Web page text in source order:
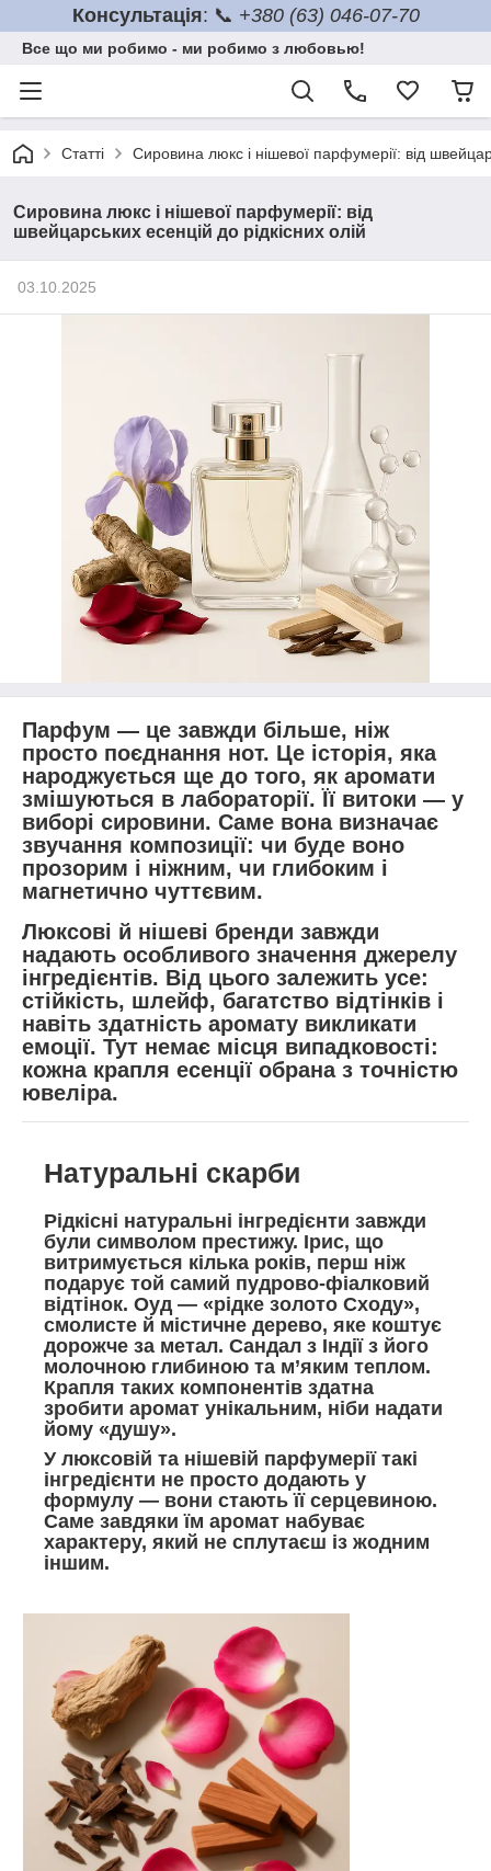
Консультація: 📞 +380 (63) 046-07-70
Все що ми робимо - ми робимо з любовью!
Статті Сировина люкс і нішевої парфумерії: від
Сировина люкс і нішевої парфумерії: від
швейцарських есенцій до рідкісних олій
03.10.2025
Парфум — це завжди більше, ніж
просто поєднання нот. Це історія, яка
народжується ще до того, як аромати
змішуються в лабораторії. Її витоки — у
виборі сировини. Саме вона визначає
звучання композиції: чи буде воно
прозорим і ніжним, чи глибоким і
магнетично чуттєвим.
Люксові й нішеві бренди завжди
надають особливого значення джерелу
інгредієнтів. Від цього залежить усе:
стійкість, шлейф, багатство відтінків і
навіть здатність аромату викликати
емоції. Тут немає місця випадковості:
кожна крапля есенції обрана з точністю
ювеліра.
Натуральні скарби
Рідкісні натуральні інгредієнти завжди
були символом престижу. Ірис, що
витримується кілька років, перш ніж
подарує той самий пудрово-фіалковий
відтінок. Оуд — «рідке золото Сходу»,
смолисте й містичне дерево, яке коштує
дорожче за метал. Сандал з Індії з його
молочною глибиною та м’яким теплом.
Крапля таких компонентів здатна
зробити аромат унікальним, ніби надати
йому «душу».
У люксовій та нішевій парфумерії такі
інгредієнти не просто додають у
формулу — вони стають її серцевиною.
Саме завдяки їм аромат набуває
характеру, який не сплутаєш із жодним
іншим.